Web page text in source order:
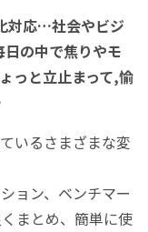
対応…社会やビジ
の中で焦りやモ
と立止まって,愉
いるさまざまな変
ョン、ベンチマー
まとめ、簡単に使